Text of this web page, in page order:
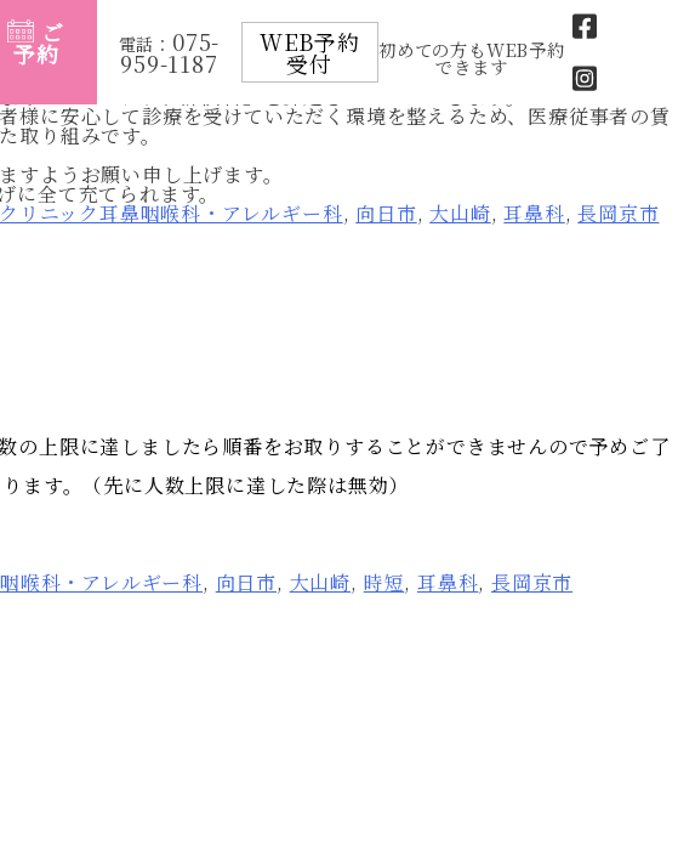
ご
予約 電話： 075-
959-1187
WEB予約
受付 初めての方もWEB予約
できます
「ベースアップ評価料」を算定させていただきます。
に安心して診療を受けていただく環境を整えるため、医療従事者の賃
取り組みです。
ようお願い申し上げます。
全て充てられます。
リニック耳鼻咽喉科・アレルギー科, 向日市,大山崎,耳鼻科,長岡京市
上限に達しましたら順番をお取りすることができませんので予めご了
す。（先に人数上限に達した際は無効）
喉科・アレルギー科, 向日市, 大山崎, 時短, 耳鼻科, 長岡京市